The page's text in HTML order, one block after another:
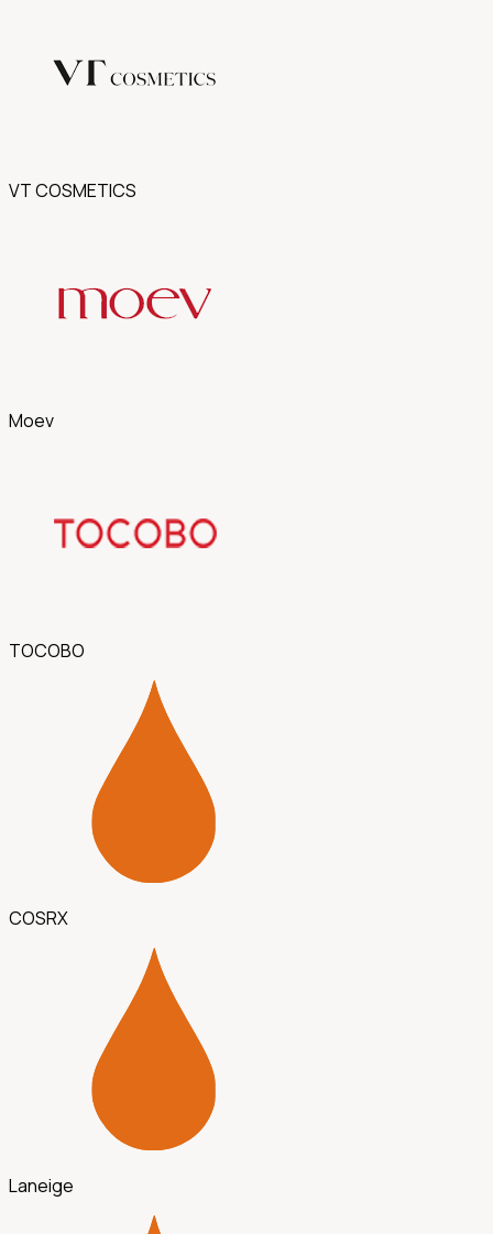
VT COSMETICS
Moev
TOCOBO
COSRX
Laneige